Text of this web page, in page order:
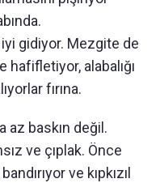
gidiyor. Mezgite de
hafifletiyor, alabalığı
fırına.
az baskın değil.
ve çıplak. Önce
ve kıpkızıl